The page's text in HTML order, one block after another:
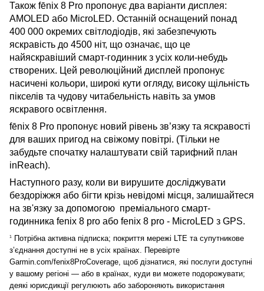
Також fēnix 8 Pro пропонує два варіанти дисплея:
AMOLED або MicroLED. Останній оснащений понад
400 000 окремих світлодіодів, які забезпечують
яскравість до 4500 ніт, що означає, що це
найяскравіший смарт-годинник з усіх коли-небудь
створених. Цей революційний дисплей пропонує
насичені кольори, широкі кути огляду, високу щільність
пікселів та чудову читабельність навіть за умов
яскравого освітлення.
fēnix 8 Pro пропонує новий рівень зв’язку та яскравості
для ваших пригод на свіжому повітрі. (Тільки не
забудьте спочатку налаштувати свій тарифний план
inReach).
Наступного разу, коли ви вирушите досліджувати
бездоріжжя або бігти крізь невідомі місця, залишайтеся
на зв'язку за допомогою преміального смарт-
годинника fenix 8 pro або fenix 8 pro - MicroLED з GPS.
1
Потрібна активна підписка; покриття мережі LTE та супутникове
з’єднання доступні не в усіх країнах. Перевірте
Garmin.com/fenix8ProCoverage, щоб дізнатися, які послуги доступні
у вашому регіоні — або в країнах, куди ви можете подорожувати;
деякі юрисдикції регулюють або забороняють використання